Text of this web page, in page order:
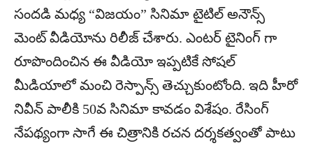
సందడి మధ్య “విజయం” సినిమా టైటిల్ అనౌన్స్
మెంట్ వీడియోను రిలీజ్ చేశారు. ఎంటర్ టైనింగ్ గా
రూపొందించిన ఈ వీడియో ఇప్పటికే సోషల్
మీడియాలో మంచి రెస్పాన్స్ తెచ్చుకుంటోంది. ఇది హీరో
నివీన్ పాలీకి 50వ సినిమా కావడం విశేషం. రేసింగ్
నేపథ్యంగా సాగే ఈ చిత్రానికి రచన దర్శకత్వంతో పాటు